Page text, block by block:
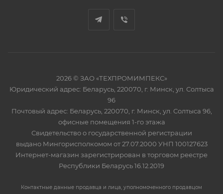
2026 © ЗАО «ТЕХПРОМИМПЕКС»
Юридический адрес: Беларусь, 220070, г. Минск, ул. Солтыса
96
Почтовый адрес: Беларусь, 220070, г. Минск, ул. Солтыса 96,
офисные помещения 1-го этажа
Свидетельство о государственной регистрации
выдано Мингорисполкомом от 27.07.2000 УНП 100127623
Интернет-магазин зарегистрирован в торговом реестре
Республики Беларусь 16.12.2019
Контактные данные продавца и лица, уполномоченного продавцом